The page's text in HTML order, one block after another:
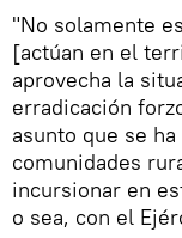
"No solamente
[actúan en el
aprovecha la
erradicación
asunto que se
comunidades
incursionar en
o sea, con el